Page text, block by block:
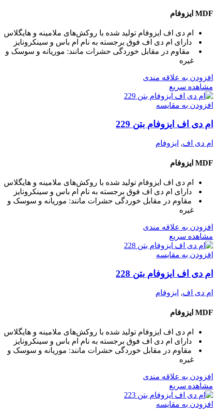
MDF ایزوفام
ام دی اف ایزوفام تولید شده با روکش‌های ملامینه و هایگلاس
دارای ام دی اف فوق برجسته به نام ام باس و سینکرونایز
مقاوم در مقابل خوردگی حشرات مانند: موریانه و سوسک و
غیره
افزودن به علاقه مندی
مشاهده سریع
افزودن به مقایسه
ام دی اف ایزوفام بتن 229
ام دی اف, ایزوفام
MDF ایزوفام
ام دی اف ایزوفام تولید شده با روکش‌های ملامینه و هایگلاس
دارای ام دی اف فوق برجسته به نام ام باس و سینکرونایز
مقاوم در مقابل خوردگی حشرات مانند: موریانه و سوسک و
غیره
افزودن به علاقه مندی
مشاهده سریع
افزودن به مقایسه
ام دی اف ایزوفام بتن 228
ام دی اف, ایزوفام
MDF ایزوفام
ام دی اف ایزوفام تولید شده با روکش‌های ملامینه و هایگلاس
دارای ام دی اف فوق برجسته به نام ام باس و سینکرونایز
مقاوم در مقابل خوردگی حشرات مانند: موریانه و سوسک و
غیره
افزودن به علاقه مندی
مشاهده سریع
افزودن به مقایسه